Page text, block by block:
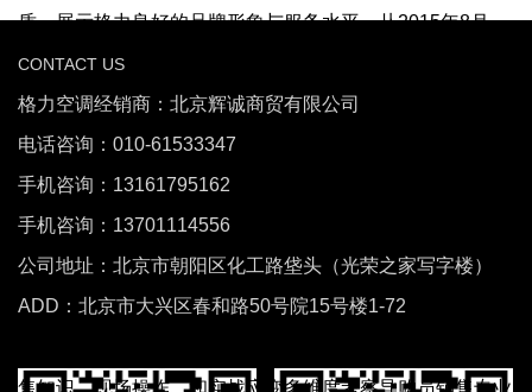
质，展示格力良好的品牌形象与服务水平，从2015年8月
起，格力电器在全国范围内开展 “明珠”销售精英大赛。来自
赛。 “格力的导购人员不仅仅具有销售职能，更是格力品牌
推广的“前线标兵”，是连接消费者和格力品牌的直接纽带，
举办销售精英大赛就是希望精英们充分发挥带动作用，提高
格力整个团队的营销水平。”大赛评委、格力电器市场部部
精英大赛决赛历时两天，赛程为三个环节：基础知识闭卷比
售知识、现场操作、和实战应变多维度考察导购员销售专业
CONTACT US
格力空调经销商：北京辉诚商贸有限公司
电话咨询：010-61533347
手机咨询：13161795162
手机咨询：13701114556
公司地址：北京市朝阳区化工路垡头（光荣之家写字楼）
ADD：北京市大兴区春和路50号院15号楼1-72